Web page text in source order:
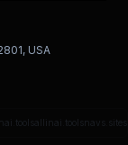
USA
allinai.tools navs.site